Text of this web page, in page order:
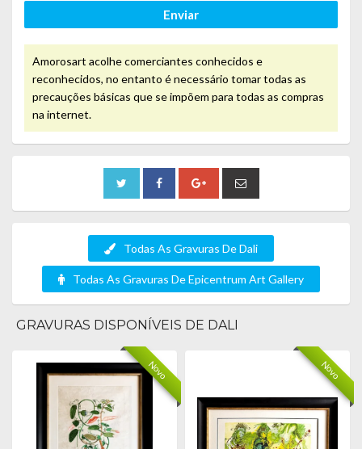
Enviar
Amorosart acolhe comerciantes conhecidos e
reconhecidos, no entanto é necessário tomar todas as
precauções básicas que se impõem para todas as compras
na internet.
Todas As Gravuras De Dali
Todas As Gravuras De Epicentrum Art Gallery
GRAVURAS DISPONÍVEIS DE DALI
Novo Novo